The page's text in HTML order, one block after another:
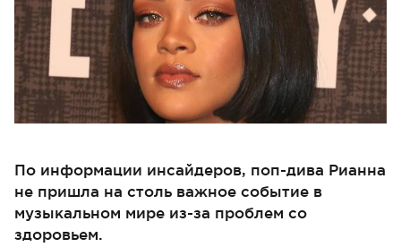
По информации инсайдеров, поп-дива Рианна
не пришла на столь важное событие в
музыкальном мире из-за проблем со
здоровьем.